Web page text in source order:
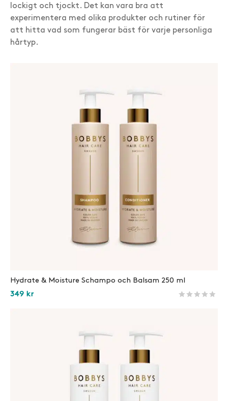
lockigt och tjockt. Det kan vara bra att
experimentera med olika produkter och rutiner för
att hitta vad som fungerar bäst för varje personliga
hårtyp.
Hydrate & Moisture Schampo och Balsam 250 ml
349 kr